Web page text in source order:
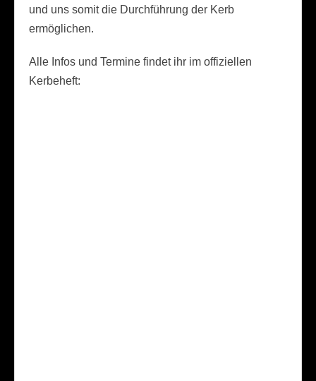
und uns somit die Durchführung der Kerb
ermöglichen.
Alle Infos und Termine findet ihr im offiziellen
Kerbeheft: